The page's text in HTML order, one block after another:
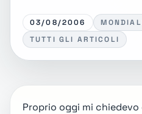
03/08/2006
TUTTI GLI ARTICOLI
Proprio oggi mi